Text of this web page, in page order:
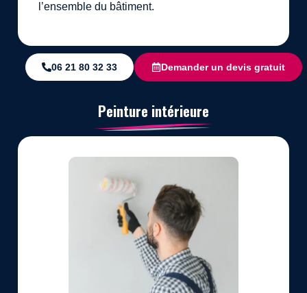
l’ensemble du bâtiment.
06 21 80 32 33 Demander un devis gratuit
Peinture intérieure